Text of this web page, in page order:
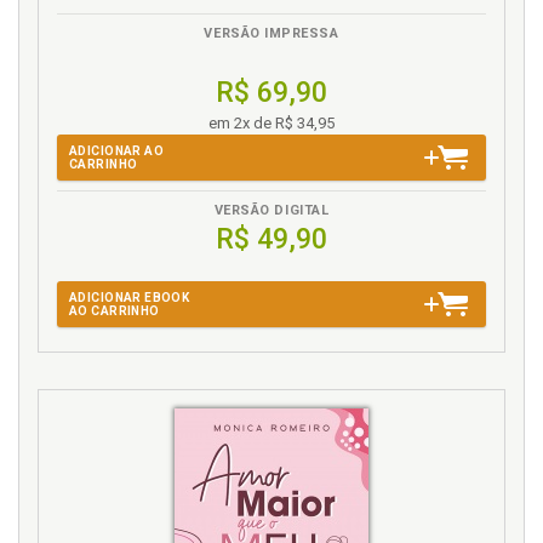
Gravidez. A barriga cresce na mesma velocidade
que os medos, p. 41
Gravidez. Segunda gravidez, mais um menino ou
agora vem uma menina?, p. 71
extra), p. 65
Mãe não faz filhos felizes, ela ensina felicidade, p.
VERSÃO IMPRESSA
R$ 69,90
em 2x de R$ 34,95
ADICIONAR AO
CARRINHO
VERSÃO DIGITAL
R$ 49,90
ADICIONAR EBOOK
AO CARRINHO